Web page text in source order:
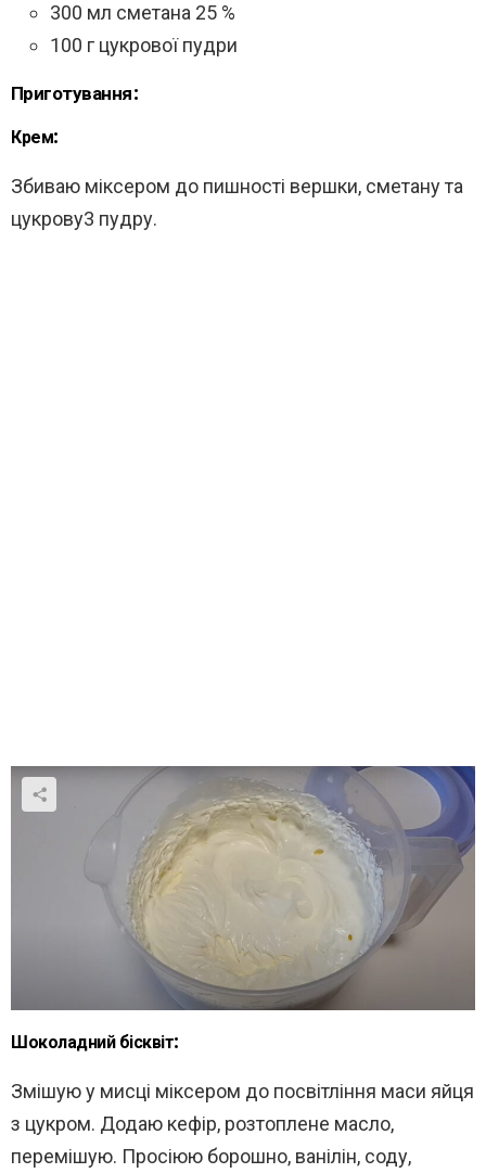
300 мл сметана 25 %
100 г цукрової пудри
Приготування:
Крем:
Збиваю міксером до пишності вершки, сметану та
цукрову3 пудру.
Шоколадний бісквіт:
Змішую у мисці міксером до посвітління маси яйця
з цукром. Додаю кефір, розтоплене масло,
перемішую. Просіюю борошно, ванілін, соду,